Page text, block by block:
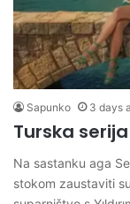
Sapunko 3 days
Turska
Na sastanku aga
stokom zaustaviti